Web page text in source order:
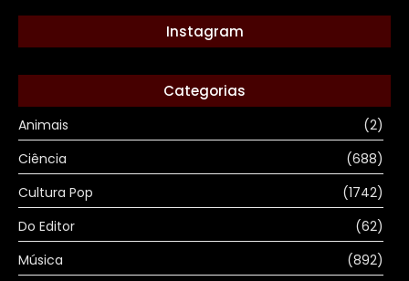
Instagram
Categorias
Animais
(2)
Ciência
(688)
Cultura Pop
(1742)
Do Editor
(62)
Música
(892)